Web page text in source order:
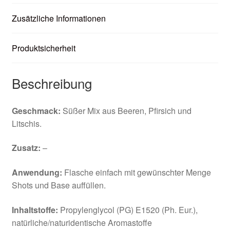
Zusätzliche Informationen
Produktsicherheit
Beschreibung
Geschmack: Süßer Mix aus Beeren, Pfirsich und
Litschis.
Zusatz: –
Anwendung: Flasche einfach mit gewünschter Menge
Shots und Base auffüllen.
Inhaltstoffe: Propylenglycol (PG) E1520 (Ph. Eur.),
natürliche/naturidentische Aromastoffe